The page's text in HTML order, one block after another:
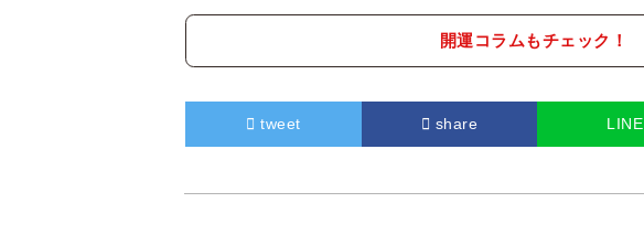
開運コラムもチェック！
tweet share LINE